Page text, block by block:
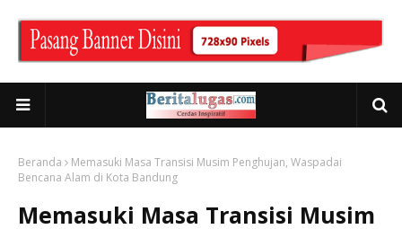
Beranda
Memasuki Masa Transisi Musim Penghujan, Waspadai
Bencana Alam di Kota Bandung
Memasuki Masa Transisi Musim